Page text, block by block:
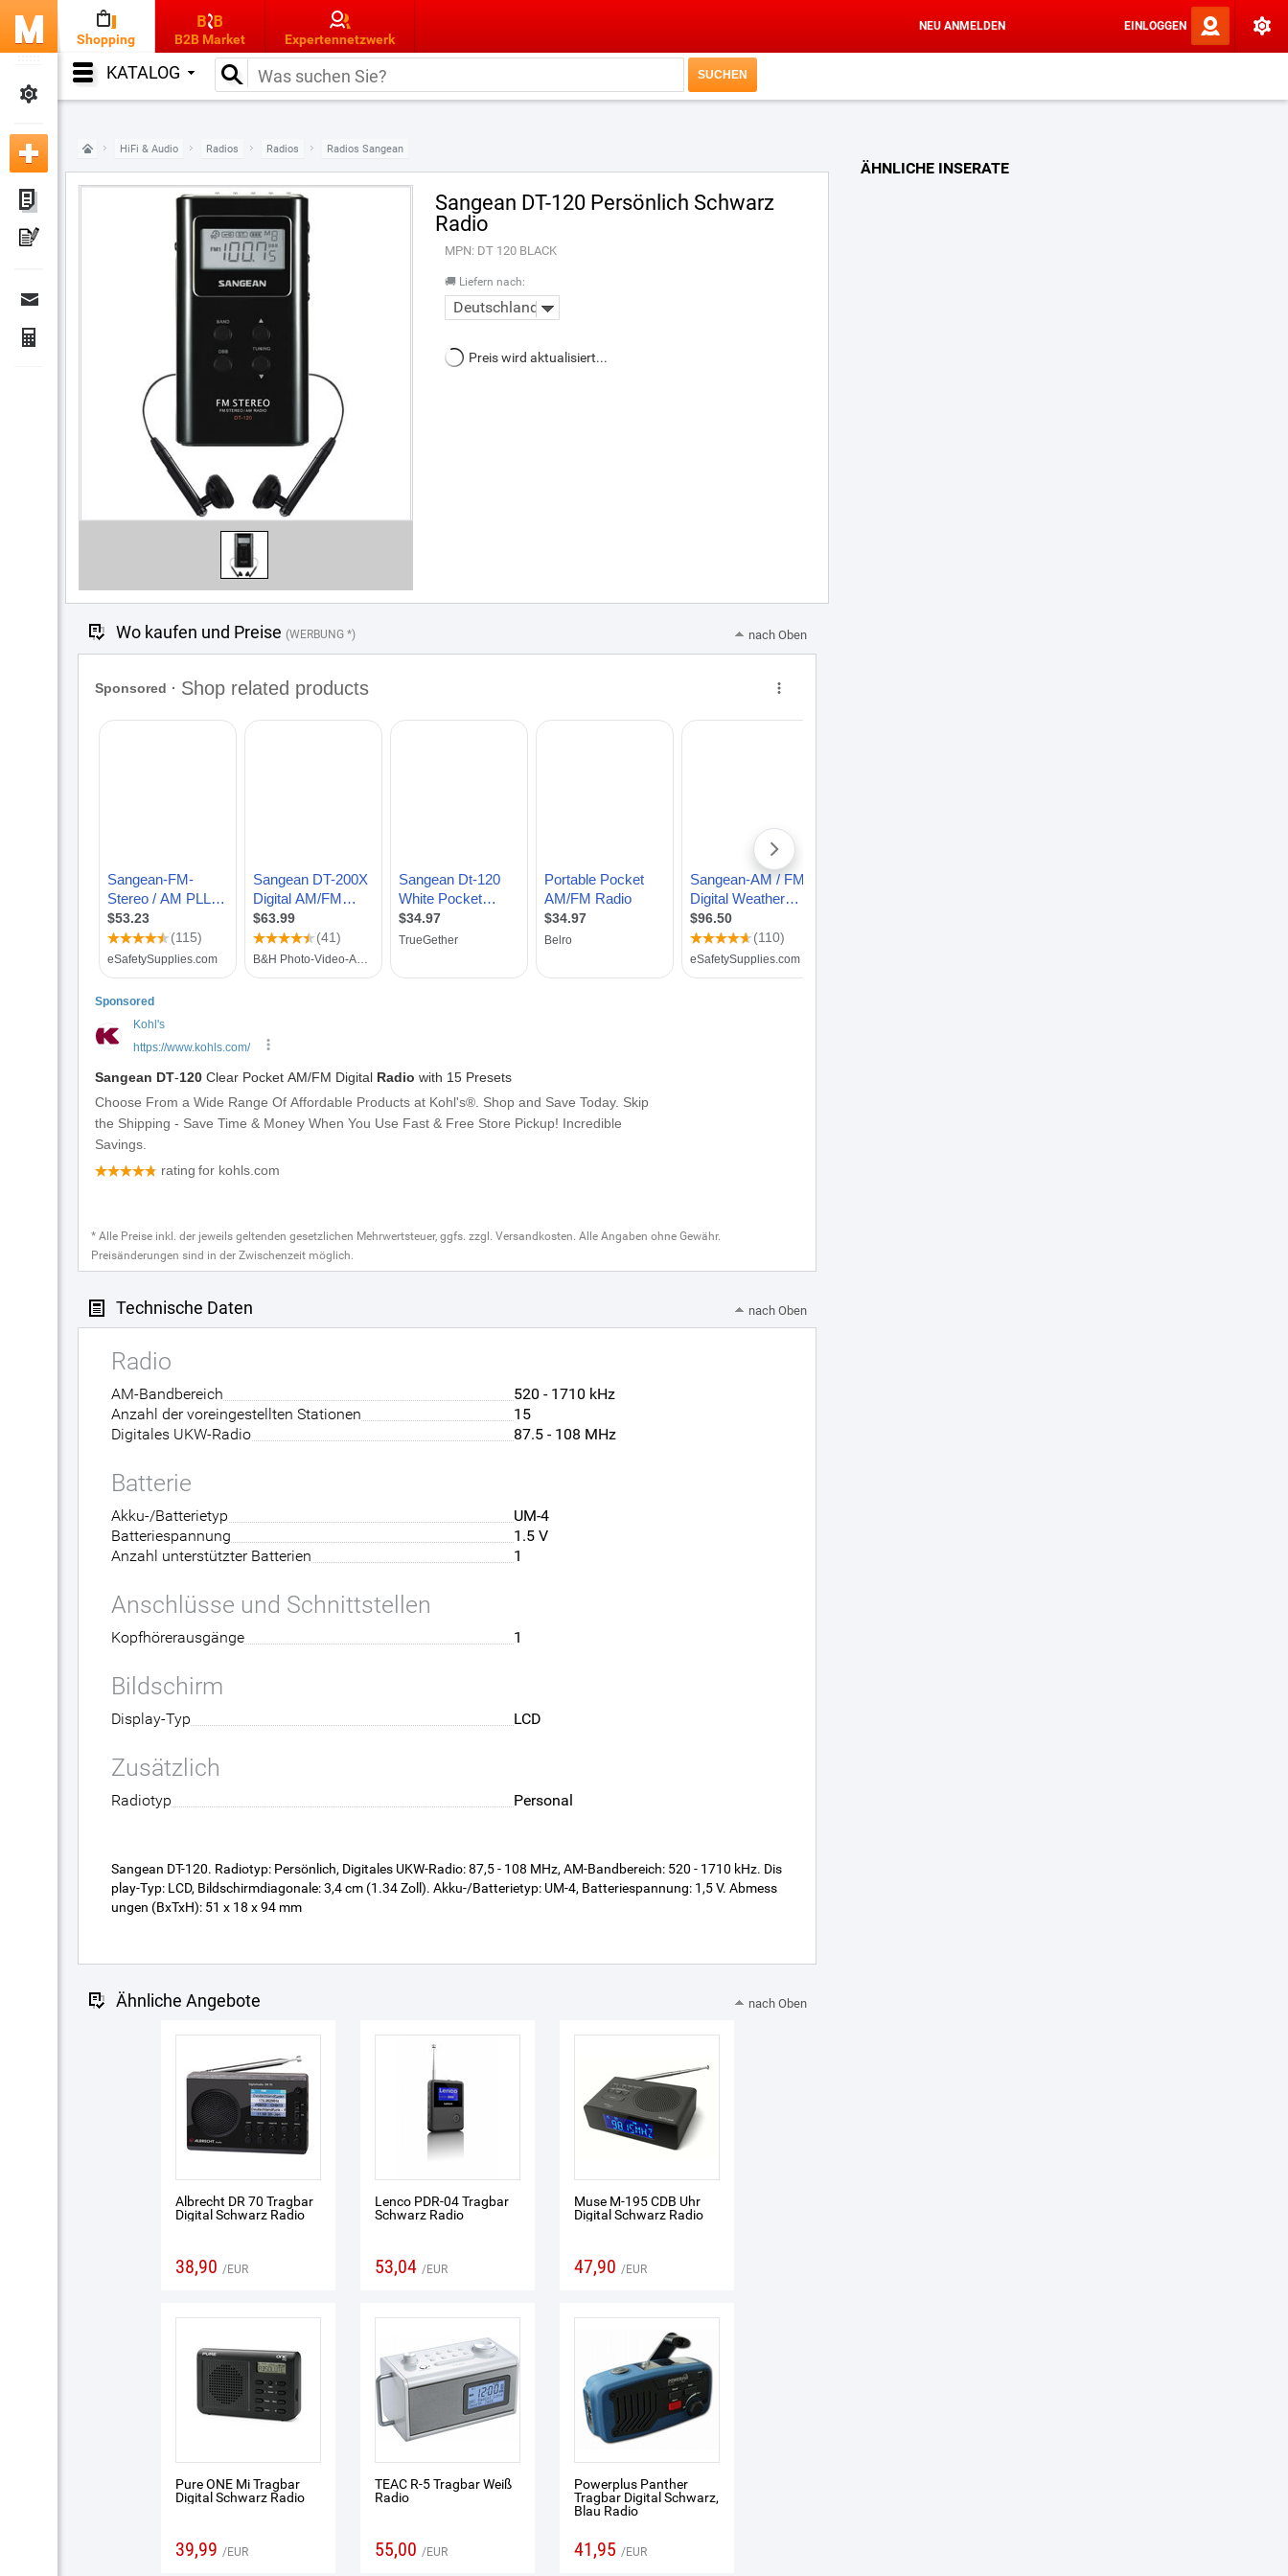
Shopping B2B Market Expertennetzwerk
NEU ANMELDEN EINLOGGEN
KATALOG
HiFi & Audio Radios Radios Radios Sangean
Sangean DT-120 Persönlich Schwarz
Radio
MPN: DT 120 BLACK
🚚 Liefern nach:
Deutschland
Preis wird aktualisiert...
Wo kaufen und Preise (WERBUNG *) nach Oben
* Alle Preise inkl. der jeweils geltenden gesetzlichen Mehrwertsteuer, ggfs. zzgl. Versandkosten. Alle Angaben ohne Gewähr.
Preisänderungen sind in der Zwischenzeit möglich.
Technische Daten nach Oben
Radio
AM-Bandbereich
520 - 1710 kHz
Anzahl der voreingestellten Stationen
15
Digitales UKW-Radio
87.5 - 108 MHz
Batterie
Akku-/Batterietyp
UM-4
Batteriespannung
1.5 V
Anzahl unterstützter Batterien
1
Anschlüsse und Schnittstellen
Kopfhörerausgänge 1
Bildschirm
Display-Typ LCD
Zusätzlich
Radiotyp Personal
Sangean DT-120. Radiotyp: Persönlich, Digitales UKW-Radio: 87,5 - 108 MHz, AM-Bandbereich: 520 - 1710 kHz. Dis
play-Typ: LCD, Bildschirmdiagonale: 3,4 cm (1.34 Zoll). Akku-/Batterietyp: UM-4, Batteriespannung: 1,5 V. Abmess
ungen (BxTxH): 51 x 18 x 94 mm
Ähnliche Angebote nach Oben
Albrecht DR 70 Tragbar
Digital Schwarz Radio
38,90 EUR
Lenco PDR-04 Tragbar
Schwarz Radio
53,04 EUR
Muse M-195 CDB Uhr
Digital Schwarz Radio
47,90 EUR
Pure ONE Mi Tragbar
Digital Schwarz Radio
39,99 EUR
TEAC R-5 Tragbar Weiß
Radio
55,00 EUR
Powerplus Panther
Tragbar Digital Schwarz,
Blau Radio
41,95 EUR
ÄHNLICHE INSERATE